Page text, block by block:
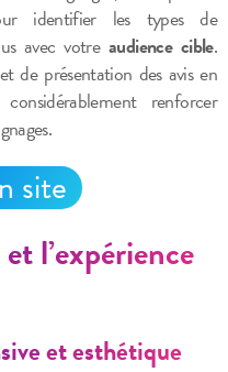
identifier les types de
avec votreaudience cible.
de présentation des avis en
renforcer
site
l’expérience
et esthétique